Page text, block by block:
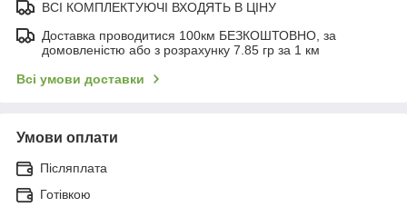
ВСІ КОМПЛЕКТУЮЧІ ВХОДЯТЬ В ЦІНУ
Доставка проводитися 100км БЕЗКОШТОВНО, за
домовленістю або з розрахунку 7.85 гр за 1 км
Всі умови доставки
Умови оплати
Післяплата
Готівкою